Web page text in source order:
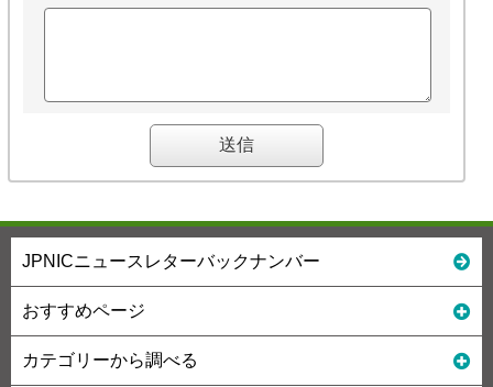
JPNICニュースレターバックナンバー
おすすめページ
カテゴリーから調べる